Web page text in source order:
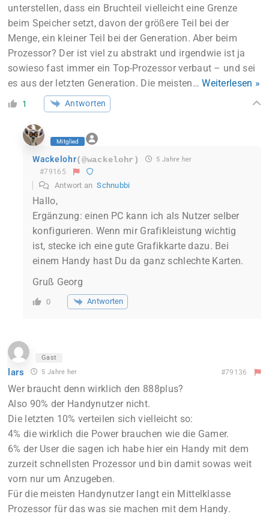
unterstellen, dass ein Bruchteil vielleicht eine Grenze
beim Speicher setzt, davon der größere Teil bei der
Menge, ein kleiner Teil bei der Generation. Aber beim
Prozessor? Der ist viel zu abstrakt und irgendwie ist ja
sowieso fast immer ein Top-Prozessor verbaut – und sei
es aus der letzten Generation. Die meisten…Weiterlesen »
1 Antworten
Mitglied
Wackelohr(@wackelohr) 5 Jahre her
#79165
Antwort anSchnubbi
Hallo,
Ergänzung: einen PC kann ich als Nutzer selber
konfigurieren. Wenn mir Grafikleistung wichtig
ist, stecke ich eine gute Grafikkarte dazu. Bei
einem Handy hast Du da ganz schlechte Karten.
Gruß Georg
0 Antworten
Gast
lars 5 Jahre her #79136
Wer braucht denn wirklich den 888plus?
Also 90% der Handynutzer nicht.
Die letzten 10% verteilen sich vielleicht so:
4% die wirklich die Power brauchen wie die Gamer.
6% der User die sagen ich habe hier ein Handy mit dem
zurzeit schnellsten Prozessor und bin damit sowas weit
vorn nur um Anzugeben.
Für die meisten Handynutzer langt ein Mittelklasse
Prozessor für das was sie machen mit dem Handy.